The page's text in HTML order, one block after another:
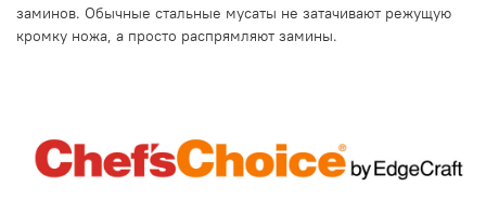
заминов. Обычные стальные мусаты не затачивают режущую
кромку ножа, а просто распрямляют замины.